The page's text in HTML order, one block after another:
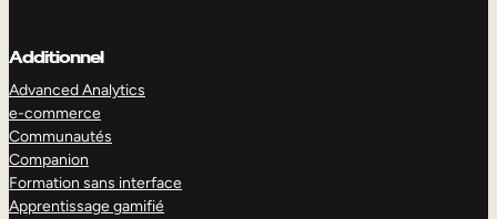
Additionnel
Advanced Analytics
e-commerce
Communautés
Companion
Formation sans interface
Apprentissage gamifié